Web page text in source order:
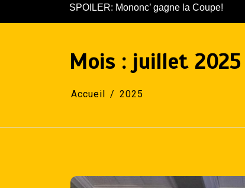
SPOILER: Mononc’ gagne la Coupe!
Mois : juillet 2025
Accueil 2025